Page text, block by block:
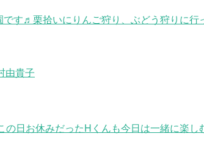
です♬栗拾いにりんご狩り、ぶどう狩り
由貴子
日お休みだったHくんも今日は一緒に楽